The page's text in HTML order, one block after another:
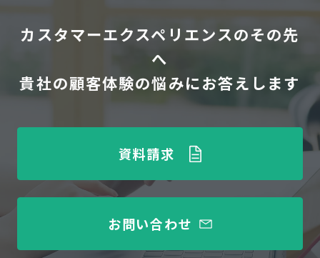
カスタマーエクスペリエンスのその先
へ
貴社の顧客体験の悩みにお答えします
資料請求
お問い合わせ